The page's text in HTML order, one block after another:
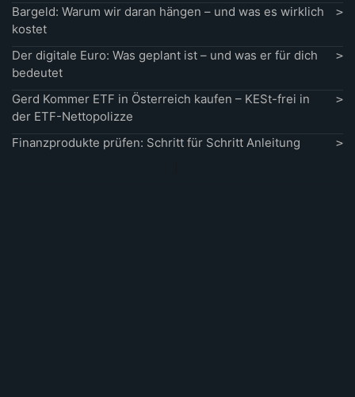
Bargeld: Warum wir daran hängen – und was es wirklich
kostet
Der digitale Euro: Was geplant ist – und was er für dich
bedeutet
Gerd Kommer ETF in Österreich kaufen – KESt-frei in
der ETF-Nettopolizze
Finanzprodukte prüfen: Schritt für Schritt Anleitung